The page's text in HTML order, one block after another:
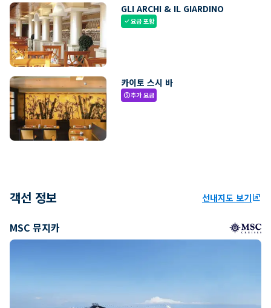
GLI ARCHI & IL GIARDINO
check요금 포함
카이토 스시 바
paid추가 요금
객선 정보 선내지도 보기ungroup
MSC 뮤지카